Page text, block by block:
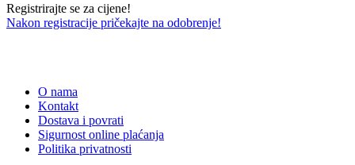
Registrirajte se za cijene!
Nakon registracije pričekajte na odobrenje!
O nama
Kontakt
Dostava i povrati
Sigurnost online plaćanja
Politika privatnosti